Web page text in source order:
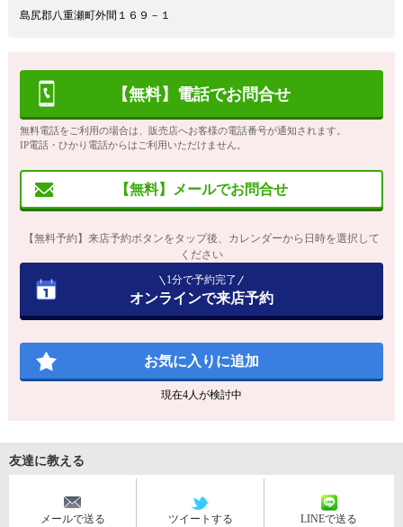
島尻郡八重瀬町外間１６９－１
【無料】電話でお問合せ
無料電話をご利用の場合は、販売店へお客様の電話番号が通知されます。
IP電話・ひかり電話からはご利用いただけません。
【無料】メールでお問合せ
【無料予約】来店予約ボタンをタップ後、カレンダーから日時を選択して
ください
1分で予約完了
オンラインで来店予約
お気に入りに追加
現在4人が検討中
友達に教える
メールで送る ツイートする LINEで送る